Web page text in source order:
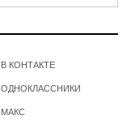
В КОНТАКТЕ
ОДНОКЛАССНИКИ
МАКС